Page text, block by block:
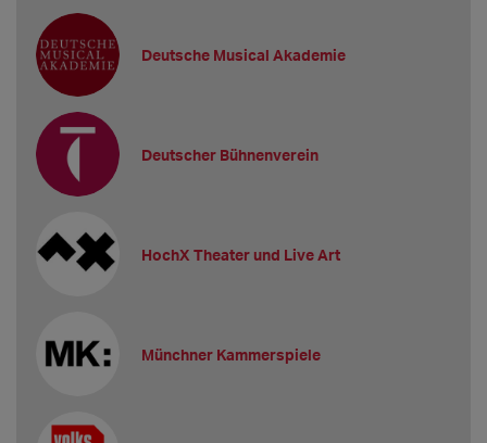
Deutsche Musical Akademie
Deutscher Bühnenverein
HochX Theater und Live Art
Münchner Kammerspiele